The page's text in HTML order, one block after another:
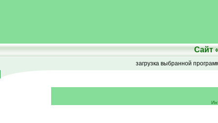
Сайт
загрузка выбранной